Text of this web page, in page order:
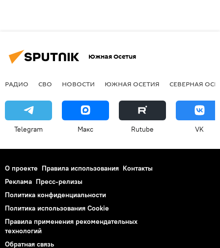
Южная Осетия
РАДИО СВО НОВОСТИ ЮЖНАЯ ОСЕТИЯ СЕВЕРНАЯ
Telegram Макс Rutube VK
О проекте Правила использования Контакты
Реклама Пресс-релизы
Политика конфиденциальности
Политика использования Cookie
Правила применения рекомендательных
технологий
Обратная связь